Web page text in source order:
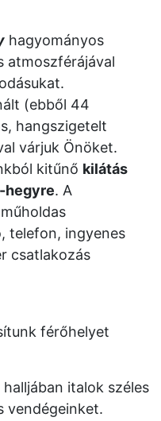
hagyományos
atmoszférájával
(ebből 44
hangszigetelt
várjuk Önöket.
kitűnő kilátás
hegyre. A
telefon, ingyenes
csatlakozás
férőhelyet
italok széles
vendégeinket.